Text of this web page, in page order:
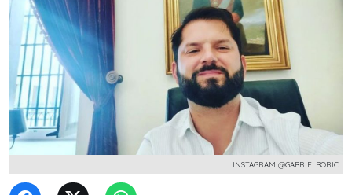
INSTAGRAM @GABRIELBORIC